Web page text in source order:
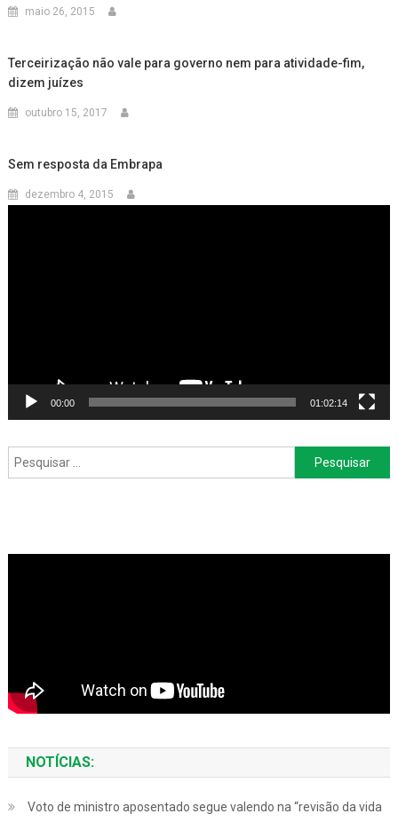
maio 26, 2015
Terceirização não vale para governo nem para atividade-fim,
dizem juízes
outubro 15, 2017
Sem resposta da Embrapa
dezembro 4, 2015
00:00 01:02:14
Pesquisar
por:
NOTÍCIAS:
Voto de ministro aposentado segue valendo na “revisão da vida